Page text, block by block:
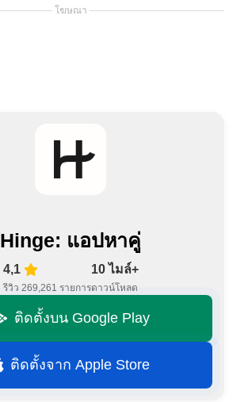
โฆษณา
Hinge: แอปหาคู่
4,1
รีวิว 269,261 รายการ
10 ไมล์+
ดาวน์โหลด
ติดตั้งบน Google Play
ติดตั้งจาก Apple Store